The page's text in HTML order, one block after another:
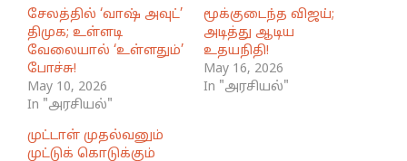
சேலத்தில் ‘வாஷ் அவுட்’
திமுக; உள்ளடி
வேலையால் ‘உள்ளதும்’
போச்சு!
May 10, 2026
In "அரசியல்"
மூக்குடைந்த விஜய்;
அடித்து ஆடிய
உதயநிதி!
May 16, 2026
In "அரசியல்"
முட்டாள் முதல்வனும்
முட்டுக் கொடுக்கும்